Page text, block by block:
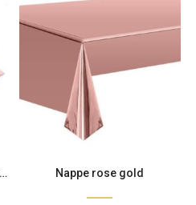
Nappe rose gold